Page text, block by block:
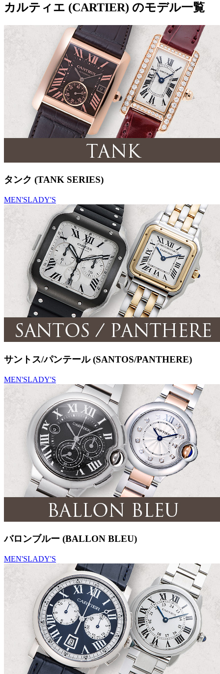
カルティエ (CARTIER) のモデル一覧
タンク (TANK SERIES)
MEN'SLADY'S
サントス/パンテール (SANTOS/PANTHERE)
MEN'SLADY'S
バロンブルー (BALLON BLEU)
MEN'SLADY'S